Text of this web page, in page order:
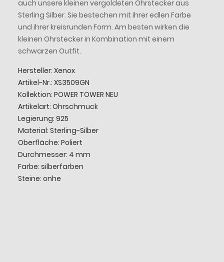
auch unsere kleinen vergoldeten Ohrstecker aus
Sterling Silber. Sie bestechen mit ihrer edlen Farbe
und ihrer kreisrunden Form. Am besten wirken die
kleinen Ohrstecker in Kombination mit einem
schwarzen Outfit.
Hersteller: Xenox
Artikel-Nr.: XS3509GN
Kollektion: POWER TOWER NEU
Artikelart: Ohrschmuck
Legierung: 925
Material: Sterling-Silber
Oberfläche: Poliert
Durchmesser: 4 mm
Farbe: silberfarben
Steine: onhe